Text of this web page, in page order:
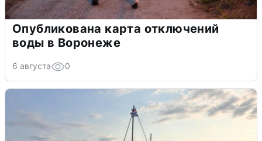
Опубликована карта отключений
воды в Воронеже
6 августа 0